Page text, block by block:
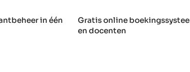
in één
Gratis online
en docenten